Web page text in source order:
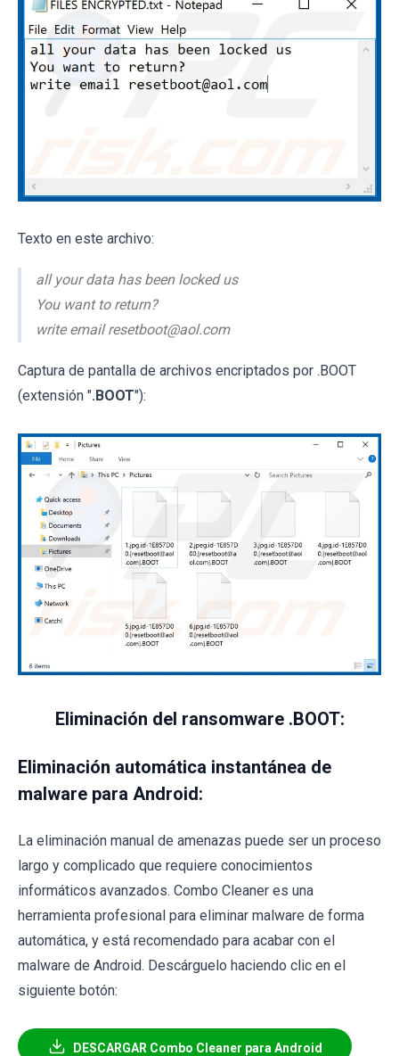
Texto en este archivo:
all your data has been locked us
You want to return?
write email resetboot@aol.com
Captura de pantalla de archivos encriptados por .BOOT
(extensión ".BOOT"):
Eliminación del ransomware .BOOT:
Eliminación automática instantánea de
malware para Android:
La eliminación manual de amenazas puede ser un proceso
largo y complicado que requiere conocimientos
informáticos avanzados. Combo Cleaner es una
herramienta profesional para eliminar malware de forma
automática, y está recomendado para acabar con el
malware de Android. Descárguelo haciendo clic en el
siguiente botón:
DESCARGAR Combo Cleaner para Android